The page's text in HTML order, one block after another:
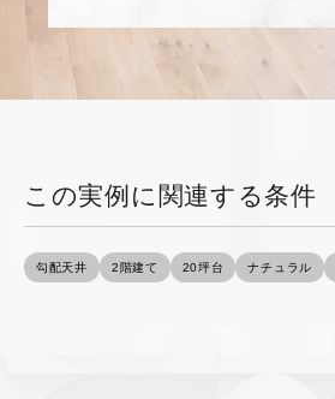
この実例に関連する条件
勾配天井 2階建て 20坪台 ナチュラル